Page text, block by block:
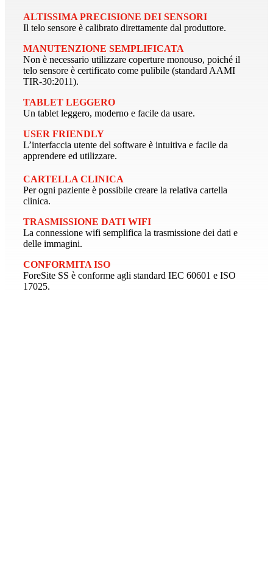
ALTISSIMA PRECISIONE DEI SENSORI
Il telo sensore è calibrato direttamente dal produttore.
MANUTENZIONE SEMPLIFICATA
Non è necessario utilizzare coperture monouso, poiché il
telo sensore è certificato come pulibile (standard AAMI
TIR-30:2011).
TABLET LEGGERO
Un tablet leggero, moderno e facile da usare.
USER FRIENDLY
L’interfaccia utente del software è intuitiva e facile da
apprendere ed utilizzare.
CARTELLA CLINICA
Per ogni paziente è possibile creare la relativa cartella
clinica.
TRASMISSIONE DATI WIFI
La connessione wifi semplifica la trasmissione dei dati e
delle immagini.
CONFORMITA ISO
ForeSite SS è conforme agli standard IEC 60601 e ISO
17025.